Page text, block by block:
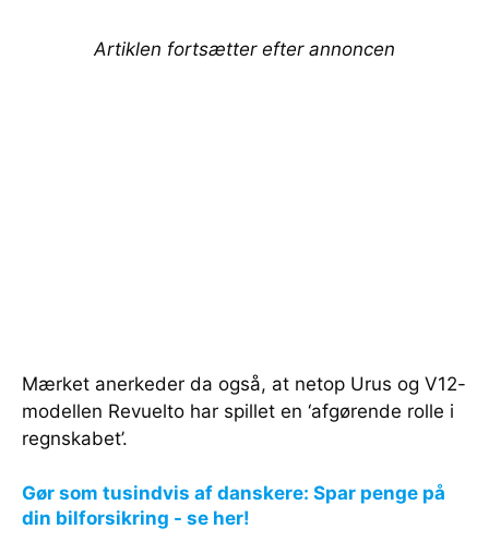
Artiklen fortsætter efter annoncen
Mærket anerkeder da også, at netop Urus og V12-
modellen Revuelto har spillet en ‘afgørende rolle i
regnskabet’.
Gør som tusindvis af danskere: Spar penge på
din bilforsikring - se her!